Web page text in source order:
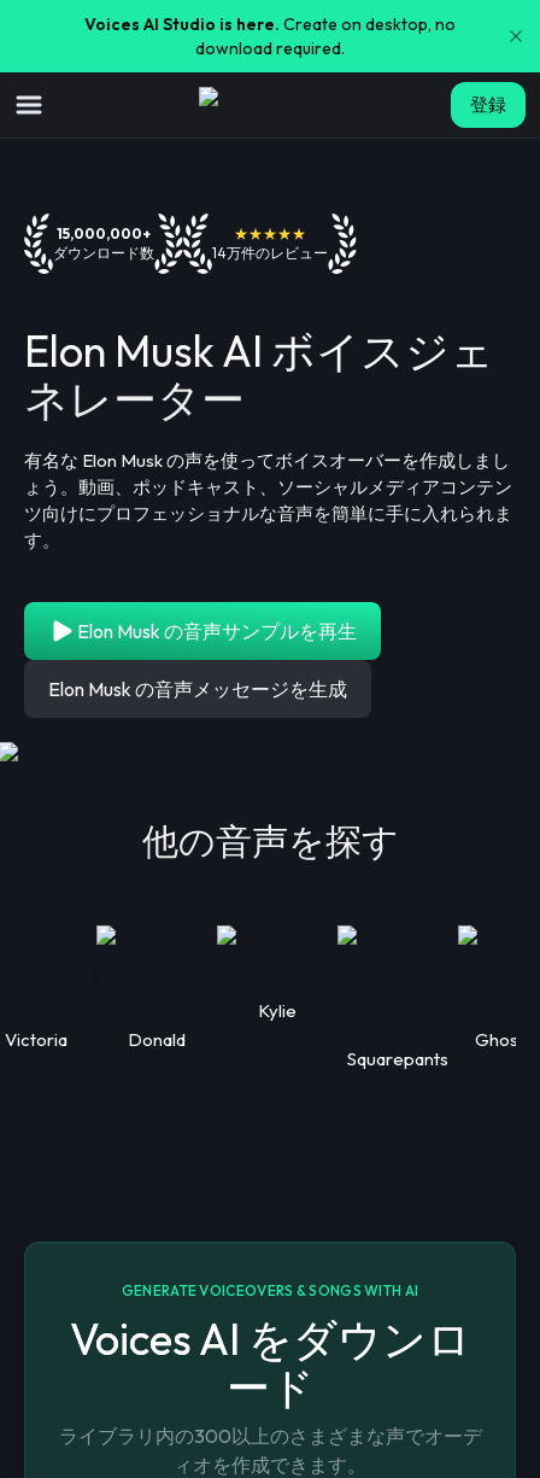
Voices AI Studio is here. Create on desktop, no
download required.
登録
15,000,000+
ダウンロード数
★★★★★
14万件のレビュー
Elon Musk AI ボイスジェ
ネレーター
有名な Elon Musk の声を使ってボイスオーバーを作成しまし
ょう。動画、ポッドキャスト、ソーシャルメディアコンテン
ツ向けにプロフェッショナルな音声を簡単に手に入れられま
す。
Elon Musk の音声サンプルを再生
Elon Musk の音声メッセージを生成
他の音声を探す
Victoria Donald
Kylie
Squarepants
GENERATE VOICEOVERS & SONGS WITH AI
Voices AI をダウンロ
ード
ライブラリ内の300以上のさまざまな声でオーデ
ィオを作成できます。